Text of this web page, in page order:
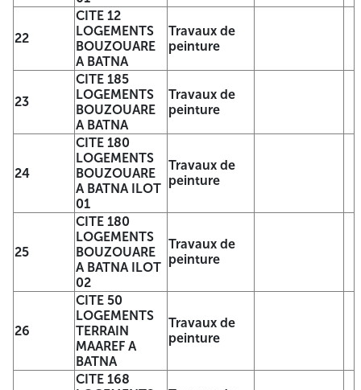
ILOT 03
CITE 410
LOGEMENTS
ECOTEC A BATNA
ILOT 04
Travaux de
CITE 68
LOGEMENTS
LAGARE A BATNA
Travaux de
peinture
CITE 40
LOGEMENTS
LAGARE A BATNA
peinture
CITE 100
LOGEMENTS
LAGARE A BATNA
CITE 122
LOGEMENTS
ALLES BEN
BOULAID A BATNA
Travaux de
peinture
CITE 24
LOGEMENTS
CILOC A BATNA
peinture
10
CITE 10
LOGEMENTS
DGSN ALLES BEN
22
CITE 12
LOGEMENTS
BOUZOUARE
A BATNA
Travaux de
peinture
23
CITE 185
LOGEMENTS
BOUZOUARE
A BATNA
Travaux de
peinture
24
CITE 180
LOGEMENTS
BOUZOUARE
A BATNA ILOT
01
Travaux de
peinture
25
CITE 180
LOGEMENTS
BOUZOUARE
A BATNA ILOT
02
Travaux de
peinture
26
CITE 50
LOGEMENTS
TERRAIN
MAAREF A
BATNA
Travaux de
peinture
CITE 168